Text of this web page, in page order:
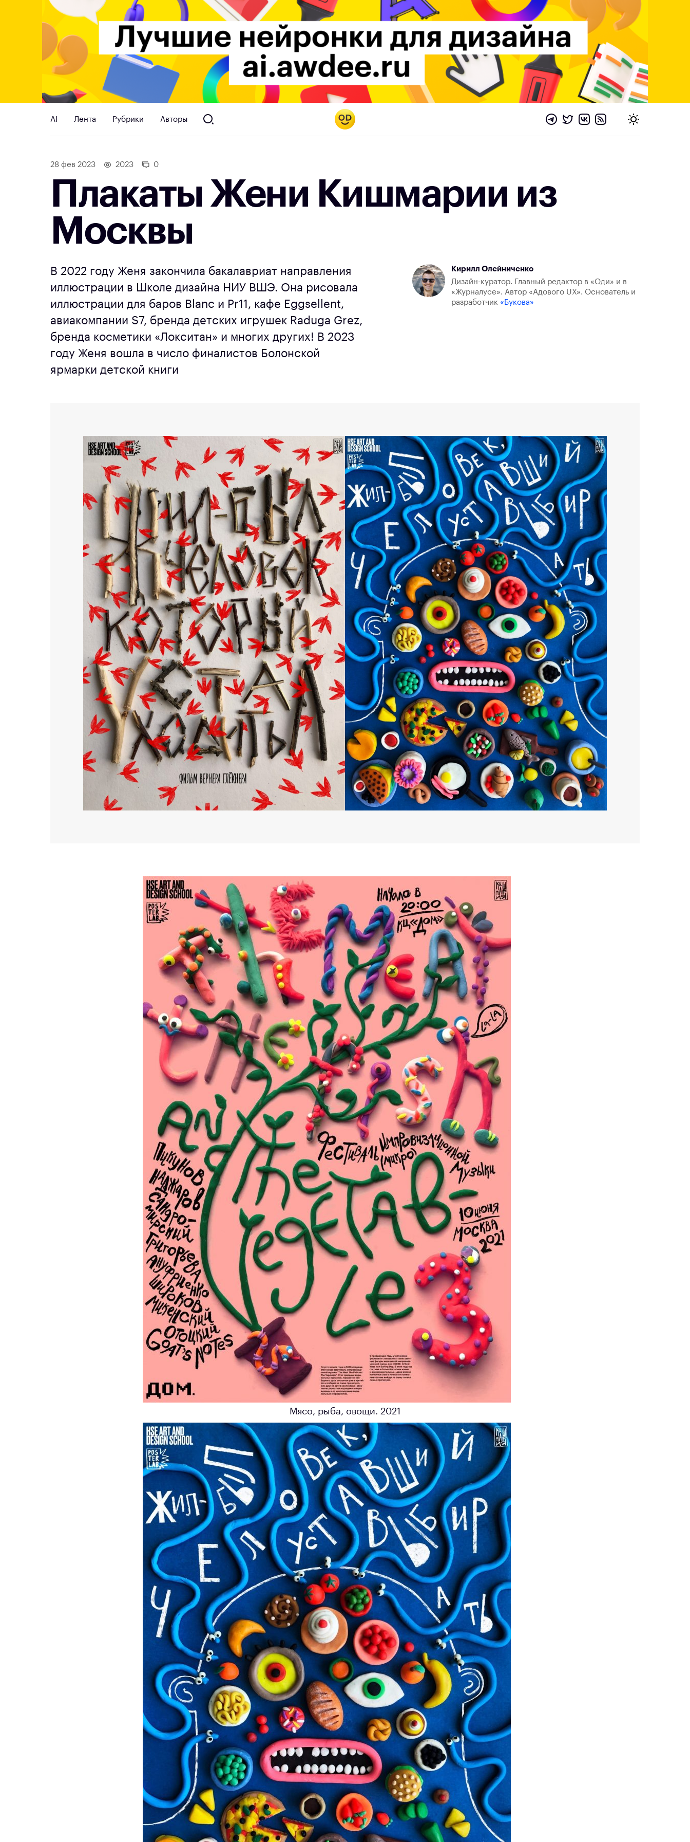
AI Лента Рубрики Авторы
28 фев 2023 2023 0
Плакаты Жени Кишмарии из
Москвы
В 2022 году Женя закончила бакалавриат направления
иллюстрации в Школе дизайна НИУ ВШЭ. Она рисовала
иллюстрации для баров Blanc и Pr11, кафе Eggsellent,
авиакомпании S7, бренда детских игрушек Raduga Grez,
бренда косметики «Локситан» и многих других! В 2023
году Женя вошла в число финалистов Болонской
ярмарки детской книги
Кирилл Олейниченко
Дизайн-куратор. Главный редактор в «Оди» и в
«Журналусе». Автор «Адового UX». Основатель и
разработчик «Букова»
Мясо, рыба, овощи. 2021